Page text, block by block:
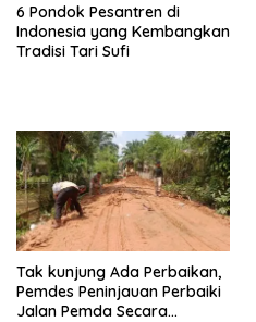
6 Pondok Pesantren di
Indonesia yang Kembangkan
Tradisi Tari Sufi
Tak kunjung Ada Perbaikan,
Pemdes Peninjauan Perbaiki
Jalan Pemda Secara